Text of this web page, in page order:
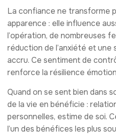
La confiance ne transforme
apparence : elle influence
l’opération, de nombreuses
réduction de l’anxiété et une
accru. Ce sentiment de
renforce la résilience
Quand on se sent bien dans
de la vie en bénéficie :
personnelles, estime de soi.
l’un des bénéfices les plus